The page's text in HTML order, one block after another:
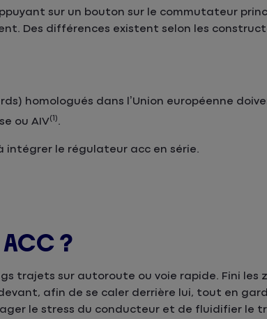
sur un bouton sur le commutateur
Des différences existent selon les
homologués dans l’Union européenne
ou AIV(1).
intégrer le régulateur acc en série.
?
trajets sur autoroute ou voie rapide. Fini les
afin de se caler derrière lui, tout en
le stress du conducteur et de fluidifier le